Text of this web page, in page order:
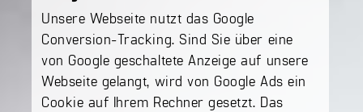
Unsere Webseite nutzt das Google
Conversion-Tracking. Sind Sie über eine
von Google geschaltete Anzeige auf unsere
Webseite gelangt, wird von Google Ads ein
Cookie auf Ihrem Rechner gesetzt. Das